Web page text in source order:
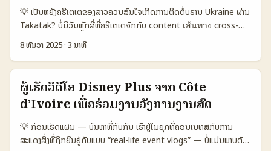
💡 ເປັນຫຍັງຄຣີເຕເຕຂອງລາວຄວນສົນໃຈເກີດການຕິດຕໍ່ບຣານ Ukraine ຜ່ານ
Takatak? ບໍ່ມີວັນຫຼັກສີ່ທີ່ຄຣີເຕເຕຈັກກັບ content เส้นทาง cross-
border ເຫັນວ່າການຂາຍຜະລິດຕະພັນຂອງ Ukraine ຢູ່ໃນ Takatak ແປ
ວ່າເປັນໂອກາດທີ່ດີ — ແຕ່ກ່ອນຈະສົນໄດ້ຈໍາເປັນຕ້ອງຮູ້ວ່າຄວາມຕ້ອງການຂອງ
ບຣານ, ພົນລະກຳຂອງ Takatak, ແລະວິທີສົ່ງ pitch ທີ່ນໍາໃຊ້ໄດ້ແທ້ໆ. ບົດເປັນ
ນີ້ຈຸ່ມການສະເຫຼີມແບບງ່າຍໆ: ຂັ້ນຕອນຕິດຕໍ່ (research → outreach →
negotiation → delivery) ແບບທີ່ເປັນພາຍໃນຂອງ Lao creators.
ຂ້າພະເຈົ້າຈະສອບທຸກແນວ — ຈາກການຄົ້ນຫາບຣານທີ່ມີ fit, ວິທີສົ່ງ DM ຢ່າງມີ
ຄຸນຄ່າ, ເຖິງການສ້າງ long-form review ທີ່ບາງຄັ້ງຕ້ອງມີຄວາມອະໄພແລະ
ການຈັດການທຸລະກຳ. 📊 ຕາຕະລາງ Data Snapshot: ປຽບທຽບ
Platform ສໍາລັບ Outreach 🧩 Metric Takatak TikTok
8 ທັນວາ 2025·3 ນາທີ
ຜູ້ເຮັດວິດີໂອ Disney Plus ຈາກ Côte
d’Ivoire ເພື່ອຮ່ວມງານວັງການງານສົດ
💡 ກ່ອນເຮັດແຜນ — ບັນຫາທີ່ກັບກັນ ເຮົາຢູ່ໃນຍຸກທີ່ຄອນເນທສກັບການ
ສະແດງສິ່ງທີ່ຖືກຍືນຢູ່ກັບແບບ “real-life event vlogs” — ບໍ່ແມ່ນພາບຕັດ